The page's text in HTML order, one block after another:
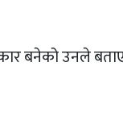
बनेको उनले